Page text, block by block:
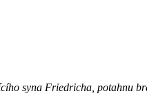
syna Friedricha, potahnu